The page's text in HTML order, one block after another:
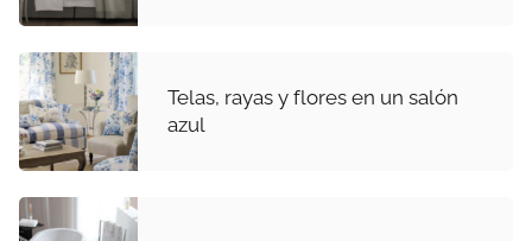
Telas, rayas y flores en un salón
azul